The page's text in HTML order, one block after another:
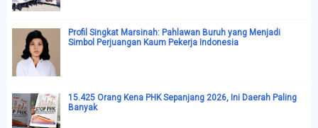
Profil Singkat Marsinah: Pahlawan Buruh yang Menjadi
Simbol Perjuangan Kaum Pekerja Indonesia
15.425 Orang Kena PHK Sepanjang 2026, Ini Daerah Paling
Banyak